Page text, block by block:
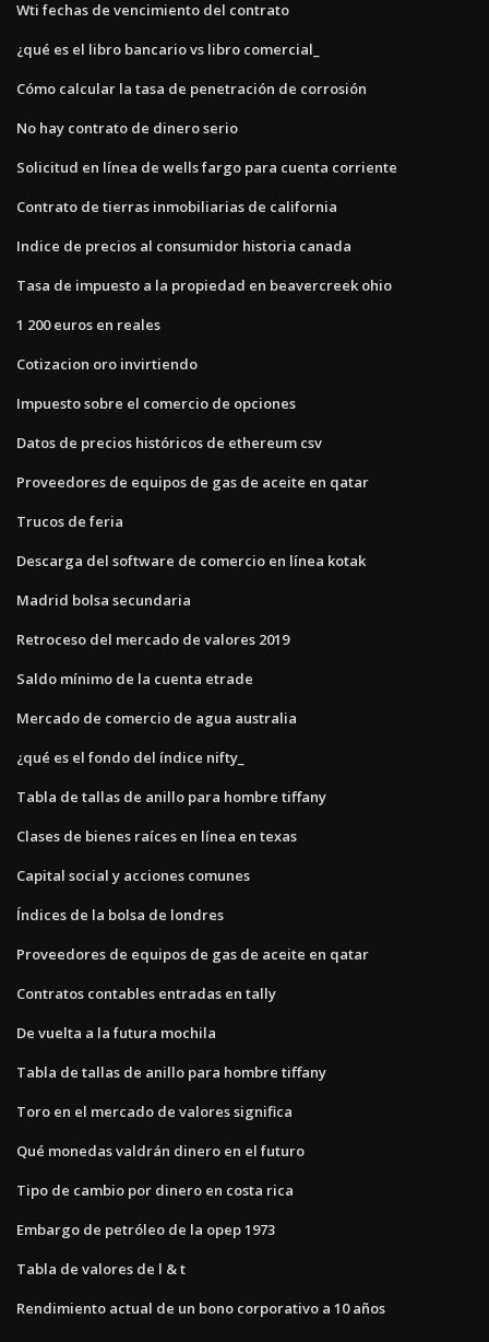
Wti fechas de vencimiento del contrato
¿qué es el libro bancario vs libro comercial_
Cómo calcular la tasa de penetración de corrosión
No hay contrato de dinero serio
Solicitud en línea de wells fargo para cuenta corriente
Contrato de tierras inmobiliarias de california
Indice de precios al consumidor historia canada
Tasa de impuesto a la propiedad en beavercreek ohio
1 200 euros en reales
Cotizacion oro invirtiendo
Impuesto sobre el comercio de opciones
Datos de precios históricos de ethereum csv
Proveedores de equipos de gas de aceite en qatar
Trucos de feria
Descarga del software de comercio en línea kotak
Madrid bolsa secundaria
Retroceso del mercado de valores 2019
Saldo mínimo de la cuenta etrade
Mercado de comercio de agua australia
¿qué es el fondo del índice nifty_
Tabla de tallas de anillo para hombre tiffany
Clases de bienes raíces en línea en texas
Capital social y acciones comunes
Índices de la bolsa de londres
Proveedores de equipos de gas de aceite en qatar
Contratos contables entradas en tally
De vuelta a la futura mochila
Tabla de tallas de anillo para hombre tiffany
Toro en el mercado de valores significa
Qué monedas valdrán dinero en el futuro
Tipo de cambio por dinero en costa rica
Embargo de petróleo de la opep 1973
Tabla de valores de l & t
Rendimiento actual de un bono corporativo a 10 años